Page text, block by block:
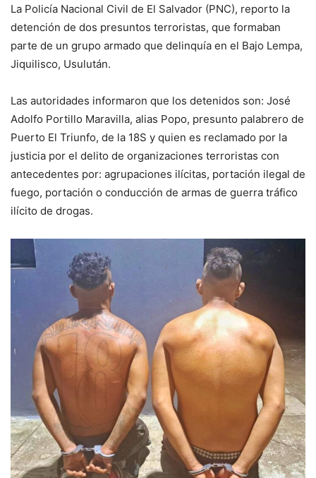
La Policía Nacional Civil de El Salvador (PNC), reporto la
detención de dos presuntos terroristas, que formaban
parte de un grupo armado que delinquía en el Bajo Lempa,
Jiquilisco, Usulután.
Las autoridades informaron que los detenidos son: José
Adolfo Portillo Maravilla, alias Popo, presunto palabrero de
Puerto El Triunfo, de la 18S y quien es reclamado por la
justicia por el delito de organizaciones terroristas con
antecedentes por: agrupaciones ilícitas, portación ilegal de
fuego, portación o conducción de armas de guerra tráfico
ilícito de drogas.